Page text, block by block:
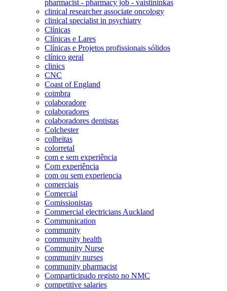
pharmacist - pharmacy job - vaistininkas
clinical researcher associate oncology
clinical specialist in psychiatry
Clínicas
Clínicas e Lares
Clínicas e Projetos profissionais sólidos
clínico geral
clinics
CNC
Coast of England
coimbra
colaboradore
colaboradores
colaboradores dentistas
Colchester
colheitas
colorretal
com e sem experiência
Com experiência
com ou sem experiencia
comerciais
Comercial
Comissionistas
Commercial electricians Auckland
Communication
community
community health
Community Nurse
community nurses
community pharmacist
Comparticipado registo no NMC
competitive salaries